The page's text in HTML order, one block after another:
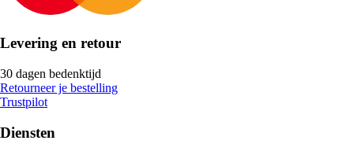
Levering en retour
30 dagen bedenktijd
Retourneer je bestelling
Trustpilot
Diensten